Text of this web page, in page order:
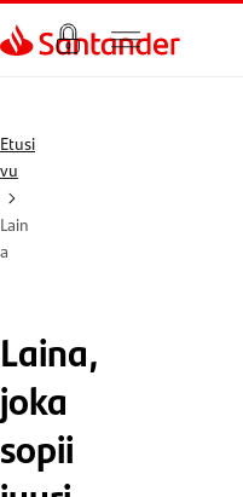
Siirry sivulle
Etusi
vu
Lain
a
Laina,
joka
sopii